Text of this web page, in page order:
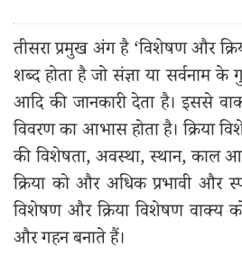
तीसरा प्रमुख अंग है ‘विशेषण और
शब्द होता है जो संज्ञा या सर्वनाम
आदि की जानकारी देता है। इससे
विवरण का आभास होता है। क्रिया
की विशेषता, अवस्था, स्थान, काल
क्रिया को और अधिक प्रभावी और
विशेषण और क्रिया विशेषण वाक्य
और गहन बनाते हैं।